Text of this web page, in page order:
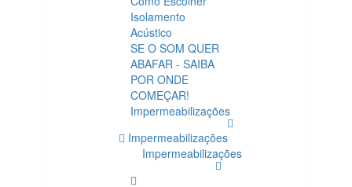
Isolamento
Acústico
SE O SOM QUER
ABAFAR - SAIBA
POR ONDE
COMEÇAR!
Impermeabilizações
Impermeabilizações
Impermeabilizações